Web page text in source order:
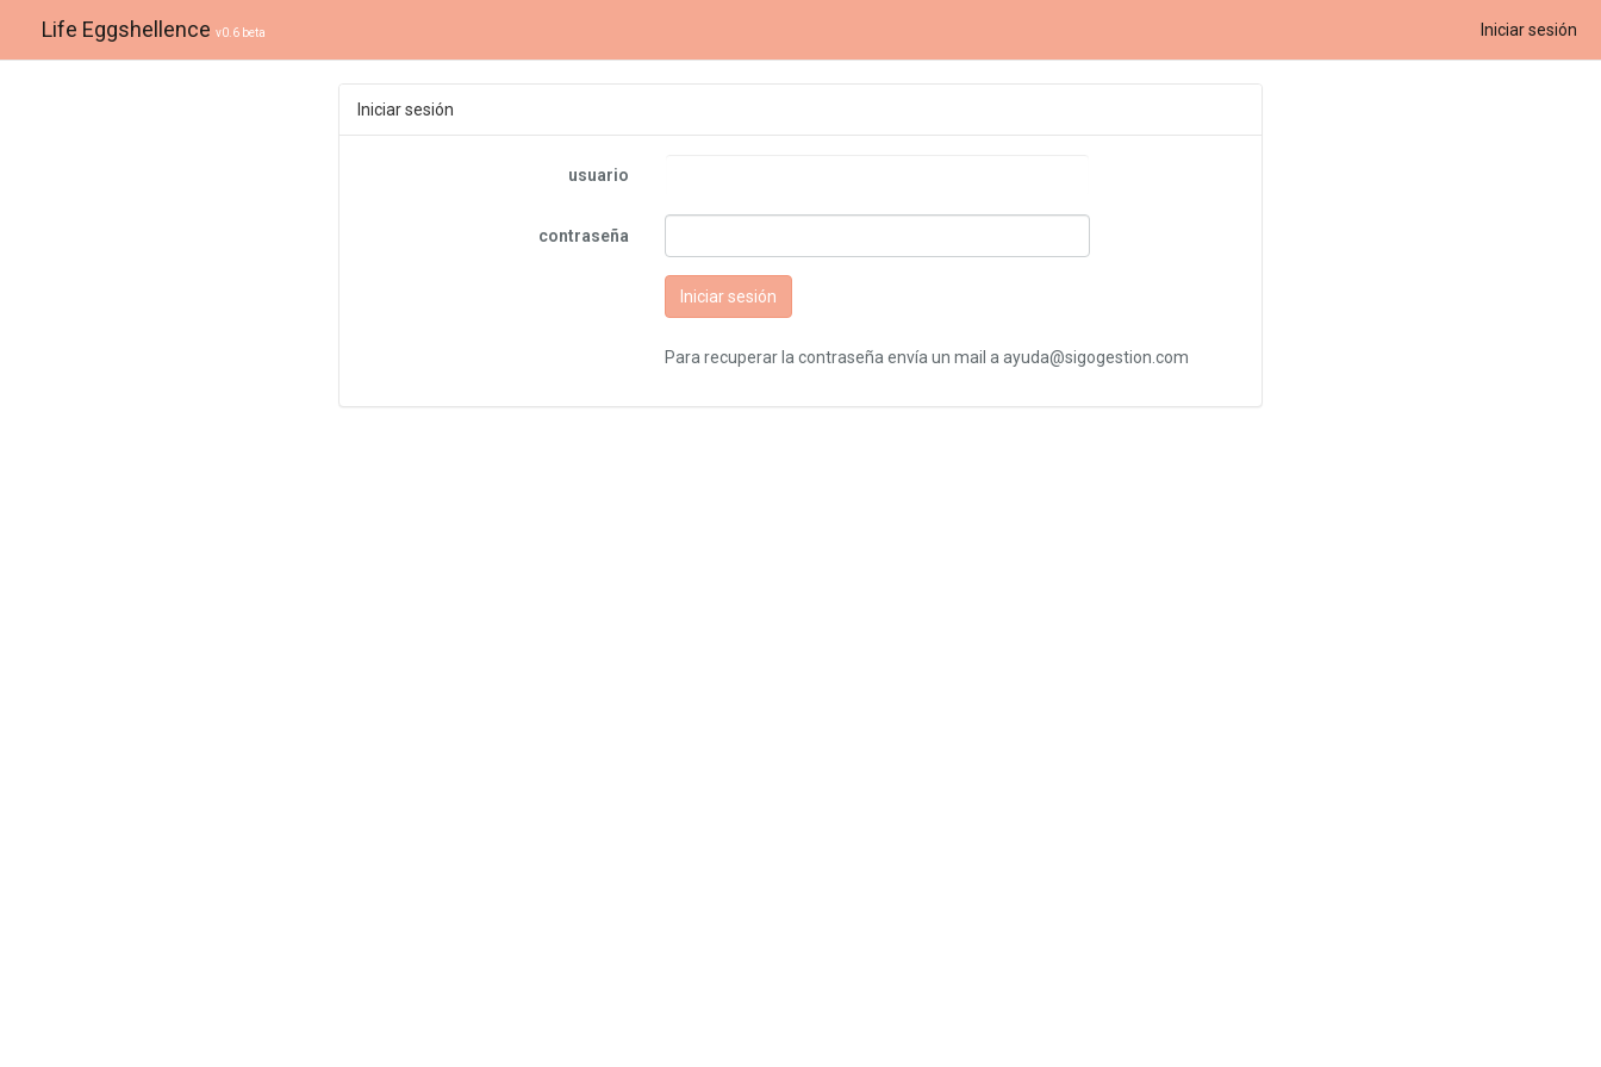
Life Eggshellence v0.6 beta Iniciar sesión
Iniciar sesión
usuario
contraseña
Iniciar sesión
Para recuperar la contraseña envía un mail a ayuda@sigogestion.com